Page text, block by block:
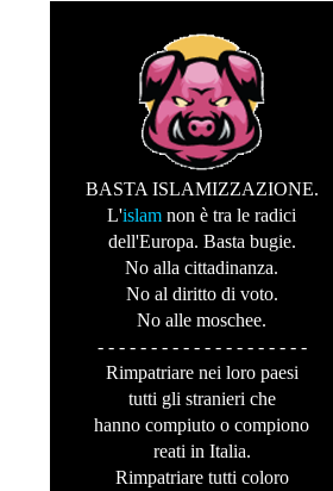
BASTA ISLAMIZZAZIONE.
L'islam non è tra le radici
dell'Europa. Basta bugie.
No alla cittadinanza.
No al diritto di voto.
No alle moschee.
- - - - - - - - - - - - - - - - - - - -
Rimpatriare nei loro paesi
tutti gli stranieri che
hanno compiuto o compiono
reati in Italia.
Rimpatriare tutti coloro